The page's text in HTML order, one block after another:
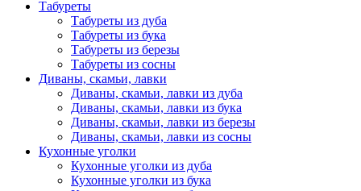
Табуреты
Табуреты из дуба
Табуреты из бука
Табуреты из березы
Табуреты из сосны
Диваны, скамьи, лавки
Диваны, скамьи, лавки из дуба
Диваны, скамьи, лавки из бука
Диваны, скамьи, лавки из березы
Диваны, скамьи, лавки из сосны
Кухонные уголки
Кухонные уголки из дуба
Кухонные уголки из бука